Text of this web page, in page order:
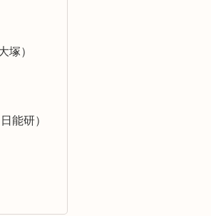
塚）
能研）